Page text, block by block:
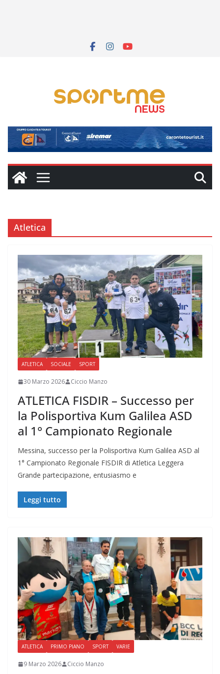
Atletica
ATLETICA SOCIALE SPORT
30 Marzo 2026 Ciccio Manzo
ATLETICA FISDIR – Successo per
la Polisportiva Kum Galilea ASD
al 1° Campionato Regionale
Messina, successo per la Polisportiva Kum Galilea ASD al
1° Campionato Regionale FISDIR di Atletica Leggera
Grande partecipazione, entusiasmo e
Leggi tutto
ATLETICA PRIMO PIANO SPORT VARIE
9 Marzo 2026 Ciccio Manzo